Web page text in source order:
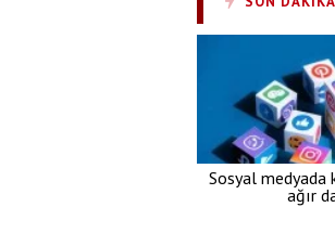
Sosyal medyada
ağır